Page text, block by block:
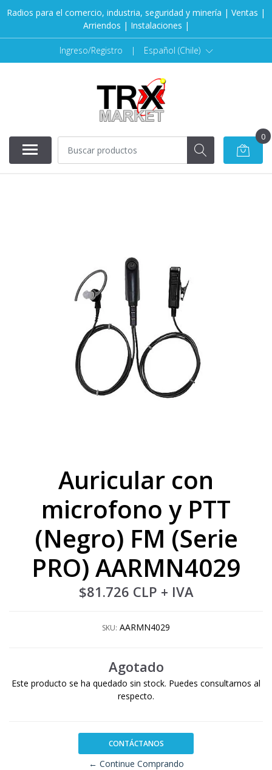
Radios para el comercio, industria, seguridad y minería | Ventas |
Arriendos | Instalaciones |
Ingreso/Registro | Español (Chile)
0
Auricular con
microfono y PTT
(Negro) FM (Serie
PRO) AARMN4029
$81.726 CLP + IVA
SKU: AARMN4029
Agotado
Este producto se ha quedado sin stock. Puedes consultarnos al
respecto.
CONTÁCTANOS
← Continue Comprando